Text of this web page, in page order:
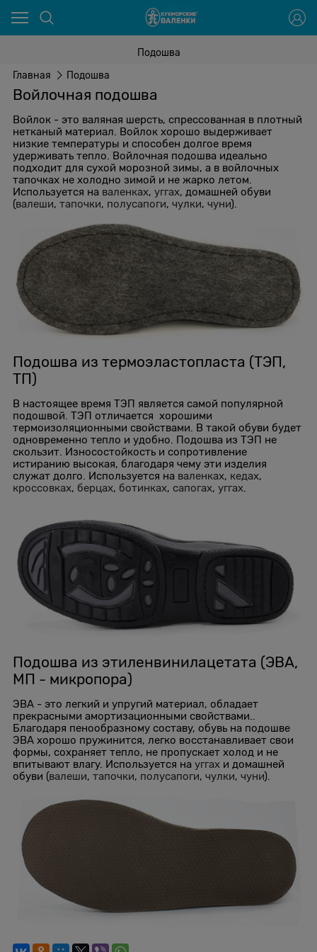
Подошва
Главная
Подошва
Войлочная подошва
Войлок - это валяная шерсть, спрессованная в плотный
нетканый материал. Войлок хорошо выдерживает
низкие температуры и способен долгое время
удерживать тепло. Войлочная подошва идеально
подходит для сухой морозной зимы, а в войлочных
тапочках не холодно зимой и не жарко летом.
Используется на валенках, уггах, домашней обуви
(валеши, тапочки, полусапоги, чулки, чуни).
Подошва из термоэластопласта (ТЭП,
TП)
В настоящее время ТЭП является самой популярной
подошвой. ТЭП отличается хорошими
термоизоляционными свойствами. В такой обуви будет
одновременно тепло и удобно. Подошва из ТЭП не
скользит. Износостойкость и сопротивление
истиранию высокая, благодаря чему эти изделия
служат долго. Используется на валенках, кедах,
кроссовках, берцах, ботинках, сапогах, уггах
Подошва из этиленвинилацетата (ЭВА,
МП - микропора)
ЭВА - это легкий и упругий материал, обладает
прекрасными амортизационными свойствами..
Благодаря пенообразному составу, обувь на подошве
ЭВА хорошо пружинится, легко восстанавливает свои
формы, сохраняет тепло, не пропускает холод и не
впитывают влагу. Используется на уггах и домашней
обуви (валеши, тапочки, полусапоги, чулки, чуни).